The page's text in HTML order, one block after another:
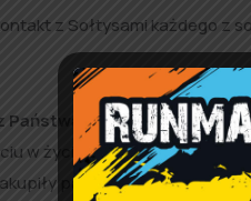
z Sołtysami każdego z
zapotrzebowania
w życie odpowiedniej
paliwo stałe (węgiel)